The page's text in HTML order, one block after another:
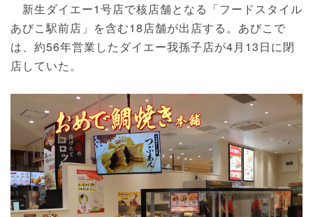
新生ダイエー1号店で核店舗となる「フードスタイル
あびこ駅前店」を含む18店舗が出店する。あびこで
は、約56年営業したダイエー我孫子店が4月13日に閉
店していた。